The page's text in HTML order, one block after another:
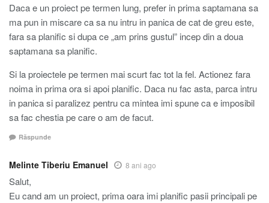
Daca e un proiect pe termen lung, prefer in prima saptamana sa
ma pun in miscare ca sa nu intru in panica de cat de greu este,
fara sa planific si dupa ce „am prins gustul” incep din a doua
saptamana sa planific.
Si la proiectele pe termen mai scurt fac tot la fel. Actionez fara
noima in prima ora si apoi planific. Daca nu fac asta, parca intru
in panica si paralizez pentru ca mintea imi spune ca e imposibil
sa fac chestia pe care o am de facut.
Răspunde
Melinte Tiberiu Emanuel 8 ani ago
Salut,
Eu cand am un proiect, prima oara imi planific pasii principali pe